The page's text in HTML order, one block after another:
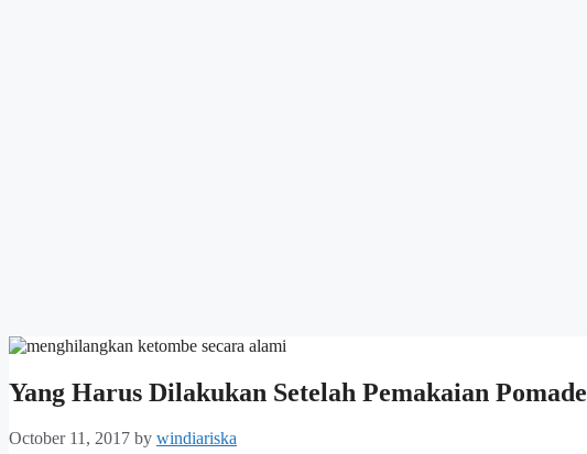
Yang Harus Dilakukan Setelah Pemakaian Pomade
October 11, 2017 by windiariska